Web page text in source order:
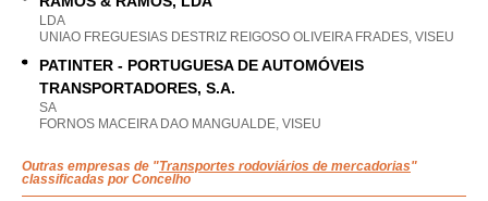
LDA
UNIAO FREGUESIAS DESTRIZ REIGOSO OLIVEIRA FRADES, VISEU
PATINTER - PORTUGUESA DE AUTOMÓVEIS
TRANSPORTADORES, S.A.
SA
FORNOS MACEIRA DAO MANGUALDE, VISEU
Outras empresas de "Transportes rodoviários de mercadorias"
classificadas por Concelho